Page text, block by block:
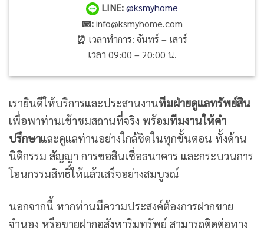
LINE:@ksmyhome
📧:info@ksmyhome.com
⏰ เวลาทำการ: จันทร์ – เสาร์
เวลา 09:00 – 20:00 น.
เรายินดีให้บริการและประสานงานทีมฝ่ายดูแลทรัพย์สิน
เพื่อพาท่านเข้าชมสถานที่จริง พร้อมทีมงานให้คำ
ปรึกษาและดูแลท่านอย่างใกล้ชิดในทุกขั้นตอน ทั้งด้าน
นิติกรรม สัญญา การขอสินเชื่อธนาคาร และกระบวนการ
โอนกรรมสิทธิ์ให้แล้วเสร็จอย่างสมบูรณ์
นอกจากนี้ หากท่านมีความประสงค์ต้องการฝากขาย
จำนอง หรือขายฝากอสังหาริมทรัพย์ สามารถติดต่อทาง